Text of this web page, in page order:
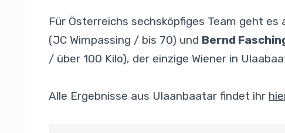
Für Österreichs sechsköpfiges Team geht es
(JC Wimpassing / bis 70) und Bernd
/ über 100 Kilo), der einzige Wiener in
Alle Ergebnisse aus Ulaanbaatar findet ihr